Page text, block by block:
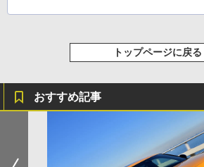
トップページに戻る
おすすめ記事